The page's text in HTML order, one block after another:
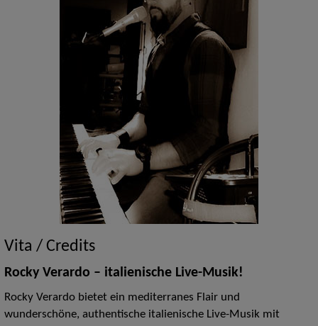
Vita / Credits
Rocky Verardo – italienische Live-Musik!
Rocky Verardo bietet ein mediterranes Flair und
wunderschöne, authentische italienische Live-Musik mit